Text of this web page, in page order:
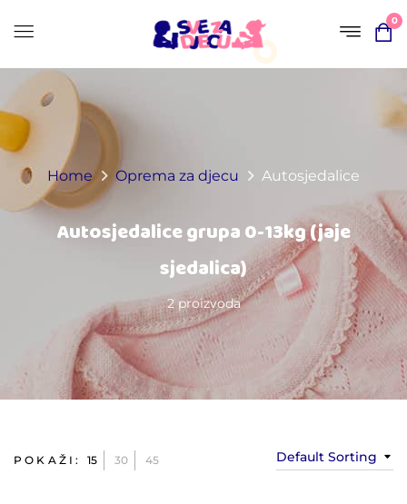
0
Home Oprema za djecu Autosjedalice
Autosjedalice grupa 0-13kg (jaje
sjedalica)
2 proizvoda
Default Sorting
POKAŽI: 15 30 45